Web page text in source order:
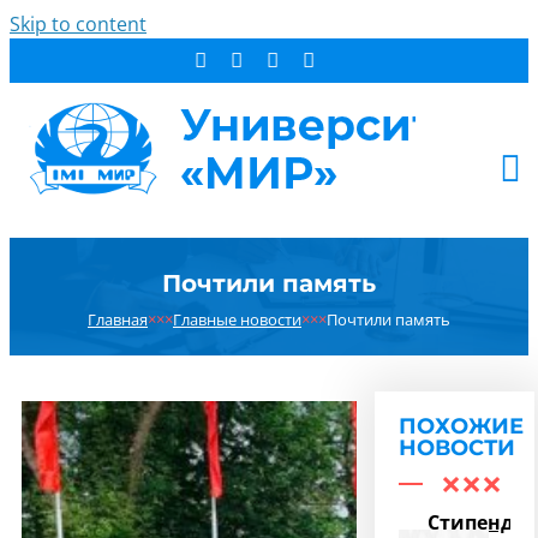
Skip to content
ДОПОБРАЗОВАНИЕ
НОВОСТИ
КОНТАКТЫ
РЕЗУЛЬТАТ ПОИСКА:
Почтили память
Главная×××Главные новости×××Почтили память
ПОХОЖИЕ
НОВОСТИ
Стипендия